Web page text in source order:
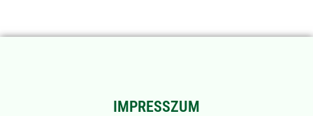
IMPRESSZUM